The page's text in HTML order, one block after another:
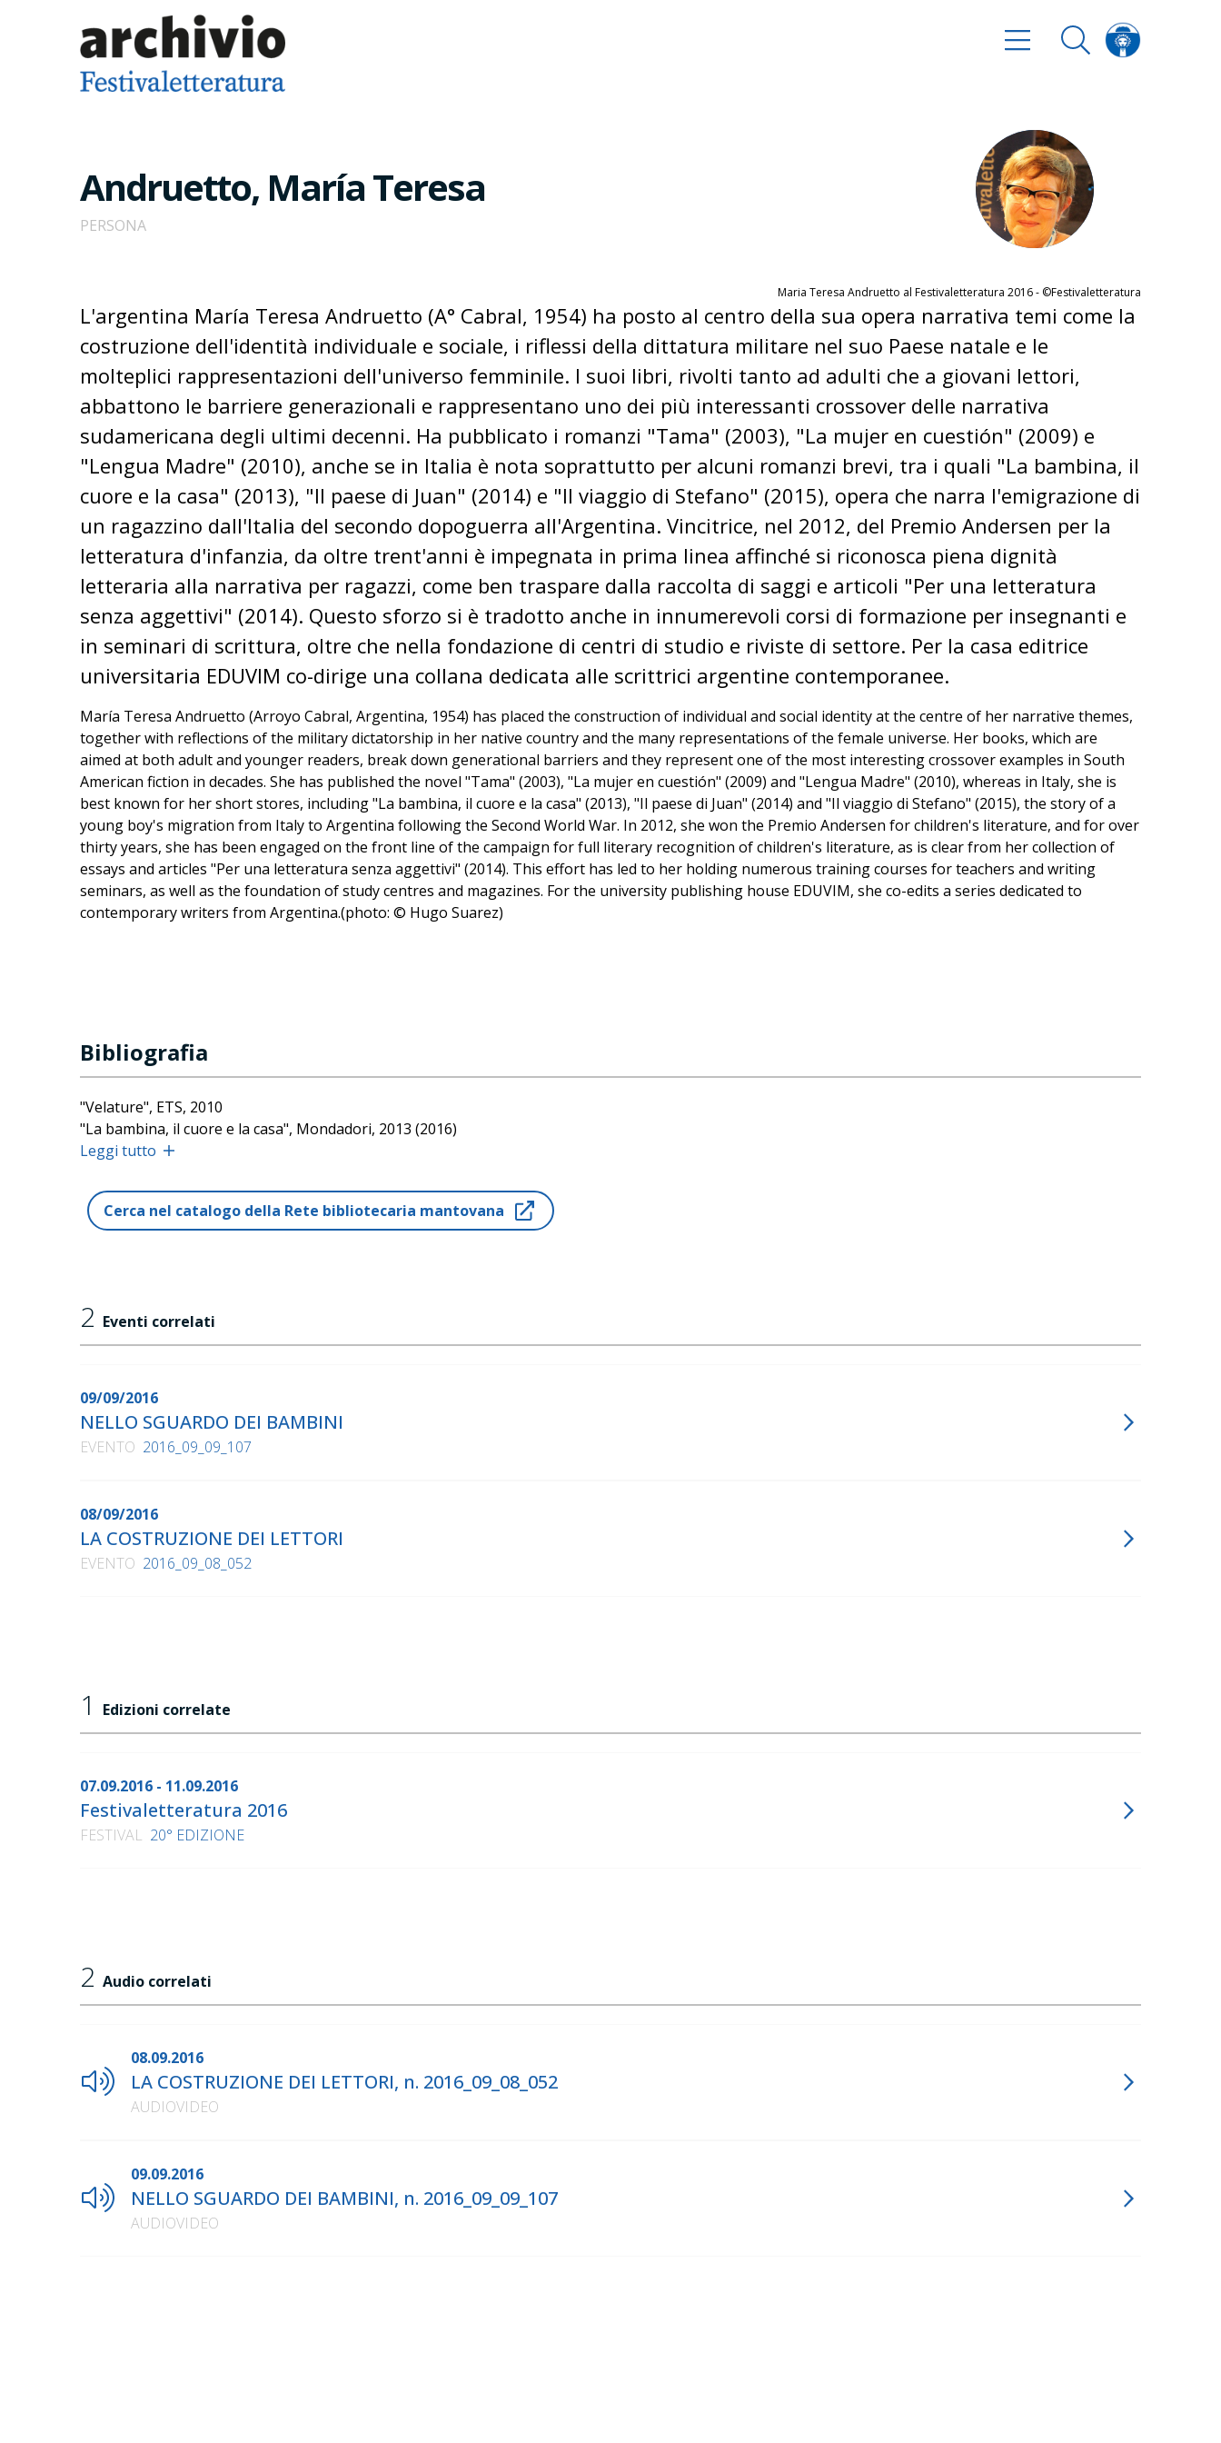
Andruetto, María Teresa
PERSONA
Maria Teresa Andruetto al Festivaletteratura 2016 - ©Festivaletteratura
L'argentina María Teresa Andruetto (A° Cabral, 1954) ha posto al centro della sua opera narrativa temi come la
costruzione dell'identità individuale e sociale, i riflessi della dittatura militare nel suo Paese natale e le
molteplici rappresentazioni dell'universo femminile. I suoi libri, rivolti tanto ad adulti che a giovani lettori,
abbattono le barriere generazionali e rappresentano uno dei più interessanti crossover delle narrativa
sudamericana degli ultimi decenni. Ha pubblicato i romanzi "Tama" (2003), "La mujer en cuestión" (2009) e
"Lengua Madre" (2010), anche se in Italia è nota soprattutto per alcuni romanzi brevi, tra i quali "La bambina, il
cuore e la casa" (2013), "Il paese di Juan" (2014) e "Il viaggio di Stefano" (2015), opera che narra l'emigrazione di
un ragazzino dall'Italia del secondo dopoguerra all'Argentina. Vincitrice, nel 2012, del Premio Andersen per la
letteratura d'infanzia, da oltre trent'anni è impegnata in prima linea affinché si riconosca piena dignità
letteraria alla narrativa per ragazzi, come ben traspare dalla raccolta di saggi e articoli "Per una letteratura
senza aggettivi" (2014). Questo sforzo si è tradotto anche in innumerevoli corsi di formazione per insegnanti e
in seminari di scrittura, oltre che nella fondazione di centri di studio e riviste di settore. Per la casa editrice
universitaria EDUVIM co-dirige una collana dedicata alle scrittrici argentine contemporanee.
María Teresa Andruetto (Arroyo Cabral, Argentina, 1954) has placed the construction of individual and social identity at the centre of her narrative themes,
together with reflections of the military dictatorship in her native country and the many representations of the female universe. Her books, which are
aimed at both adult and younger readers, break down generational barriers and they represent one of the most interesting crossover examples in South
American fiction in decades. She has published the novel "Tama" (2003), "La mujer en cuestión" (2009) and "Lengua Madre" (2010), whereas in Italy, she is
best known for her short stores, including "La bambina, il cuore e la casa" (2013), "Il paese di Juan" (2014) and "Il viaggio di Stefano" (2015), the story of a
young boy's migration from Italy to Argentina following the Second World War. In 2012, she won the Premio Andersen for children's literature, and for over
thirty years, she has been engaged on the front line of the campaign for full literary recognition of children's literature, as is clear from her collection of
essays and articles "Per una letteratura senza aggettivi" (2014). This effort has led to her holding numerous training courses for teachers and writing
seminars, as well as the foundation of study centres and magazines. For the university publishing house EDUVIM, she co-edits a series dedicated to
contemporary writers from Argentina.(photo: © Hugo Suarez)
Bibliografia
"Velature", ETS, 2010
"La bambina, il cuore e la casa", Mondadori, 2013 (2016)
"Il paese di Juan", Mondadori, 2014
"Il viaggio di Stefano", Mondadori, 2015
Leggi tutto
Cerca nel catalogo della Rete bibliotecaria mantovana
2 Eventi correlati
09/09/2016
NELLO SGUARDO DEI BAMBINI
EVENTO 2016_09_09_107
08/09/2016
LA COSTRUZIONE DEI LETTORI
EVENTO 2016_09_08_052
1 Edizioni correlate
07.09.2016 - 11.09.2016
Festivaletteratura 2016
FESTIVAL 20° EDIZIONE
2 Audio correlati
08.09.2016
LA COSTRUZIONE DEI LETTORI, n. 2016_09_08_052
AUDIOVIDEO
09.09.2016
NELLO SGUARDO DEI BAMBINI, n. 2016_09_09_107
AUDIOVIDEO